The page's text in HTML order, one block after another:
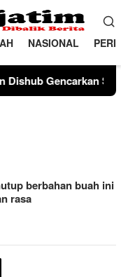
NASIONAL
Edukasi
berbahan buah ini
rasa